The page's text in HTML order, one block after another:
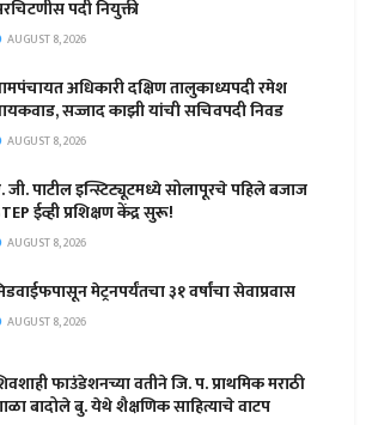
पदी नियुक्ती
AUGUST 8, 2026
अधिकारी दक्षिण तालुकाध्यपदी रमेश
सज्जाद काझी यांची सचिवपदी निवड
AUGUST 8, 2026
जी. पाटील इन्स्टिट्यूटमध्ये सोलापूरचे पहिले बजाज
ईव्ही प्रशिक्षण केंद्र सुरू!
AUGUST 8, 2026
मेट्रनपर्यंतचा ३१ वर्षांचा सेवाप्रवास
AUGUST 8, 2026
फाउंडेशनच्या वतीने जि. प. प्राथमिक मराठी
बादोले बु. येथे शैक्षणिक साहित्याचे वाटप